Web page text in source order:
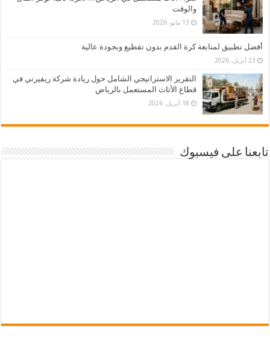
والوقت
13 مايو، 2026
أفضل تطبيق لمتابعة كرة القدم بدون تقطيع وبجودة عالية
23 أبريل، 2026
التقرير الاستراتيجي الشامل حول ريادة شركة ريفيرني في
قطاع الأثاث المستعمل بالرياض
18 أبريل، 2026
تابعنا على فيسبوك